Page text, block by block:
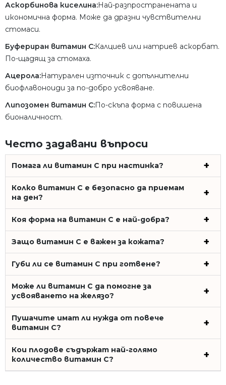
Аскорбинова киселина:Най-разпространената и
икономична форма. Може да дразни чувствителни
стомаси.
Буфериран витамин C:Калциев или натриев аскорбат.
По-щадящ за стомаха.
Ацерола:Натурален източник с допълнителни
биофлавоноиди за по-добро усвояване.
Липозомен витамин C:По-скъпа форма с повишена
бионаличност.
Често задавани въпроси
Помага ли витамин C при настинка?
Колко витамин C е безопасно да приемам
на ден?
Коя форма на витамин C е най-добра?
Защо витамин C е важен за кожата?
Губи ли се витамин C при готвене?
Може ли витамин C да помогне за
усвояването на желязо?
Пушачите имат ли нужда от повече
витамин C?
Кои плодове съдържат най-голямо
количество витамин C?